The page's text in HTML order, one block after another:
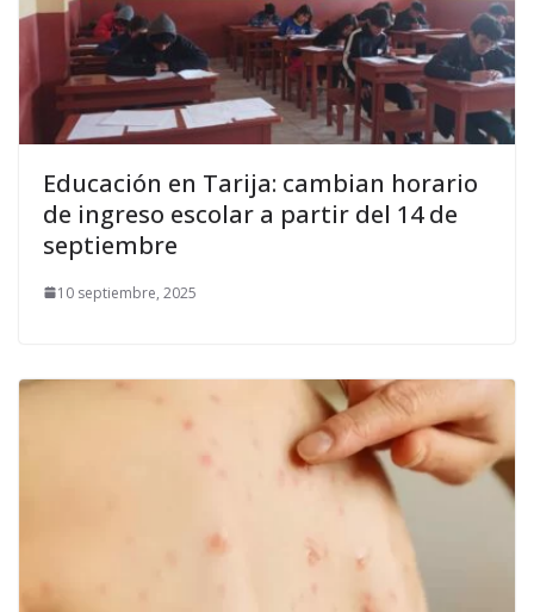
Educación en Tarija: cambian horario
de ingreso escolar a partir del 14 de
septiembre
10 septiembre, 2025